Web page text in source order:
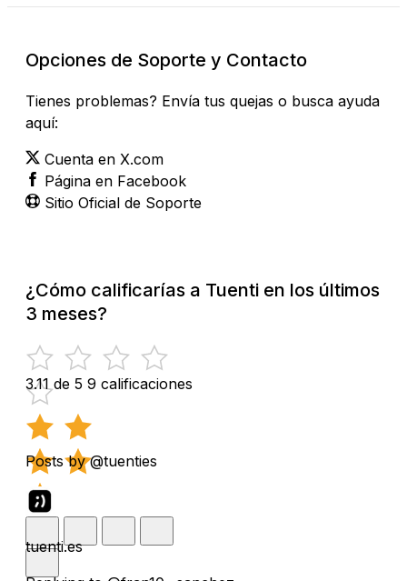
Opciones de Soporte y Contacto
Tienes problemas? Envía tus quejas o busca ayuda
aquí:
Cuenta en X.com
Página en Facebook
Sitio Oficial de Soporte
¿Cómo calificarías a Tuenti en los últimos
3 meses?
3.11 de 5 9 calificaciones
Posts by @tuenties
tuenti.es